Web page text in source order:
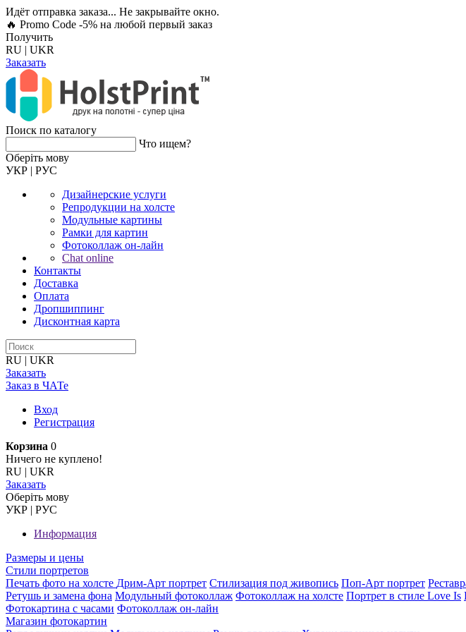
Идёт отправка заказа... Не закрывайте окно.
🔥 Promo Code -5% на любой первый заказ
Получить
RU | UKR
Заказать
Поиск по каталогу
Что ищем?
Оберiть мову
УКР | РУС
Дизайнерские услуги
Репродукции на холсте
Модульные картины
Рамки для картин
Фотоколлаж он-лайн
Chat online
Контакты
Доставка
Оплата
Дропшиппинг
Дисконтная карта
RU | UKR
Заказать
Заказ в ЧАТе
Вход
Регистрация
Корзина 0
Ничего не куплено!
RU | UKR
Заказать
Оберiть мову
УКР | РУС
Информация
Размеры и цены
Стили портретов
Печать фото на холсте Дрим-Арт портрет Стилизация под живопись Поп-Арт портрет
Ретушь и замена фона Модульный фотоколлаж Фотоколлаж на холсте Портрет в стиле Love Is
Фотокартина с часами Фотоколлаж он-лайн
Магазин фотокартин